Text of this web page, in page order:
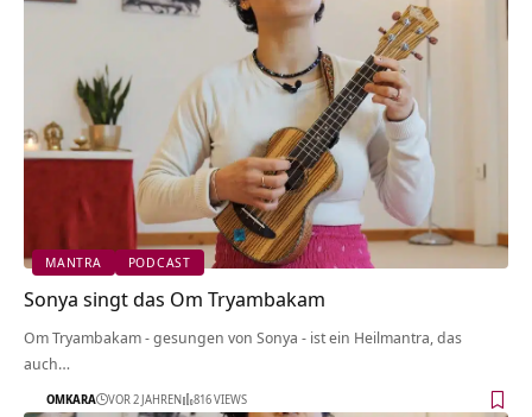
MANTRA PODCAST
Sonya singt das Om Tryambakam
Om Tryambakam - gesungen von Sonya - ist ein Heilmantra, das
auch…
OMKARA VOR 2 JAHREN 816 VIEWS